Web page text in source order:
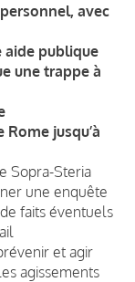
avec
aide publique
une trappe à
jusqu’à
Sopra-Steria
une enquête
faits éventuels
et agir
agissements